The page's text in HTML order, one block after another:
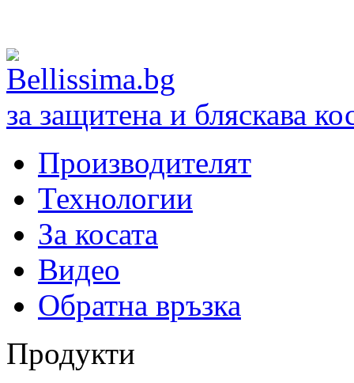
за защитена и бляскава
Производителят
Технологии
За косата
Видео
Обратна връзка
Продукти